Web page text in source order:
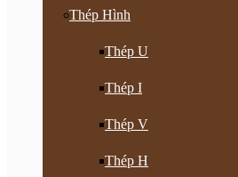
Thép Hình
Thép U
Thép I
Thép V
Thép H